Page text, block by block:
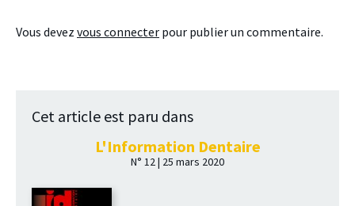
Vous devez vous connecter pour publier un commentaire.
Cet article est paru dans
L'Information Dentaire
N° 12 | 25 mars 2020